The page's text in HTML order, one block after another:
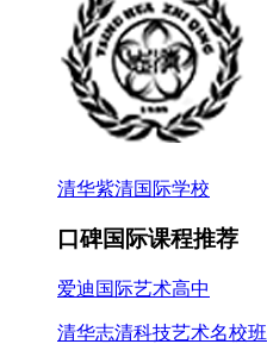
清华紫清国际学校
口碑国际课程推荐
爱迪国际艺术高中
清华志清科技艺术名校班